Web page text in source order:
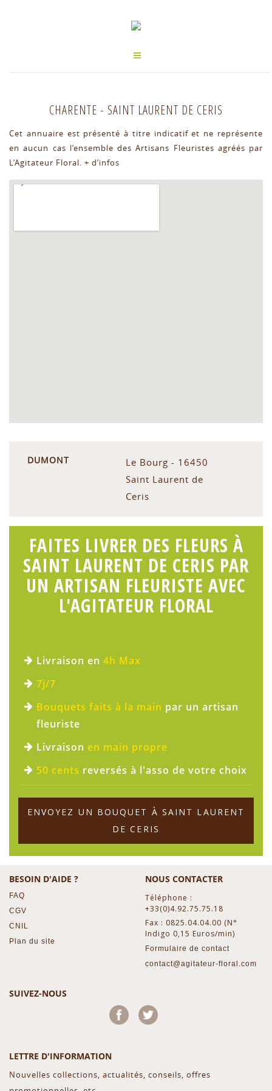
CHARENTE - SAINT LAURENT DE CERIS
Cet annuaire est présenté à titre indicatif et ne représente
en aucun cas l’ensemble des Artisans Fleuristes agréés par
L’Agitateur Floral. + d’infos
DUMONT
Le Bourg - 16450
Saint Laurent de
Ceris
FAITES LIVRER DES FLEURS À
SAINT LAURENT DE CERIS PAR
UN ARTISAN FLEURISTE AVEC
L'AGITATEUR FLORAL
Livraison en 4h Max
7j/7
Bouquets faits à la main par un artisan
fleuriste
Livraison en main propre
50 cents reversés à l'asso de votre choix
ENVOYEZ UN BOUQUET À SAINT LAURENT
DE CERIS
BESOIN D'AIDE ?
FAQ
CGV
CNIL
Plan du site
NOUS CONTACTER
Téléphone :
+33(0)4.92.75.75.18
Fax : 0825.04.04.00 (N°
Indigo 0,15 Euros/min)
Formulaire de contact
contact@agitateur-floral.com
SUIVEZ-NOUS
Facebook
LETTRE D'INFORMATION
Nouvelles collections, actualités, conseils, offres